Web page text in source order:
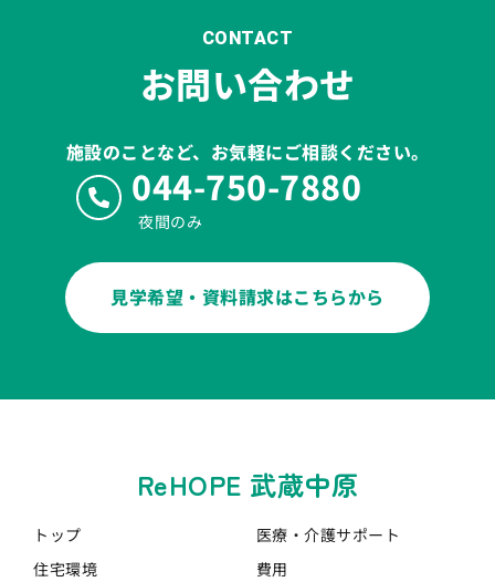
CONTACT
お問い合わせ
施設のことなど、お気軽にご相談ください。
044-750-7880
夜間のみ
見学希望・資料請求はこちらから
ReHOPE 武蔵中原
トップ 医療・介護サポート
住宅環境
費用